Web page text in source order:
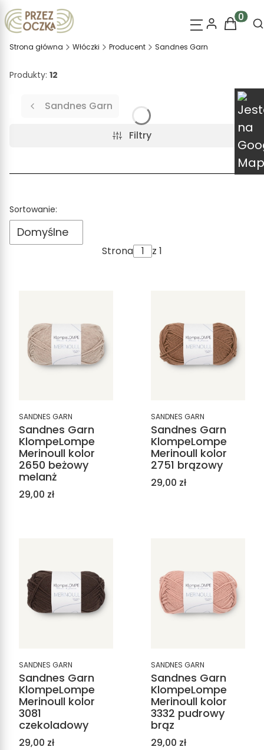
Strona główna Włóczki Producent Sandnes Garn
Produkty: 12
Sandnes Garn
Filtry
Lista produktów
Sortowanie:
Domyślne
Strona z 1
SANDNES GARN
Sandnes Garn
KlompeLompe
Merinoull kolor
2650 beżowy
melanż
Cena
29,00 zł
SANDNES GARN
Sandnes Garn
KlompeLompe
Merinoull kolor
2751 brązowy
Cena
29,00 zł
SANDNES GARN
Sandnes Garn
KlompeLompe
Merinoull kolor
3081
czekoladowy
Cena
29,00 zł
SANDNES GARN
Sandnes Garn
KlompeLompe
Merinoull kolor
3332 pudrowy
brąz
Cena
29,00 zł